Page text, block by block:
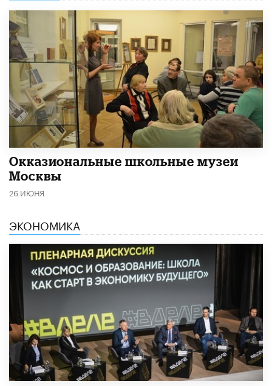
​Окказиональные школьные музеи
Москвы
26 ИЮНЯ
ЭКОНОМИКА